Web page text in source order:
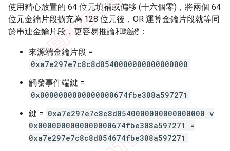
使用精心放置的 64 位元填補或偏移 (十六個零)，將兩個 64
位元金鑰片段擴充為 128 位元後，OR 運算金鑰片段就等同
於串連金鑰片段，更容易推論和驗證：
來源端金鑰片段 =
0xa7e297e7c8c8d0540000000000000000
觸發事件端鍵 =
0x0000000000000000674fbe308a597271
鍵 = 0xa7e297e7c8c8d0540000000000000000 v
0x0000000000000000674fbe308a597271 =
0xa7e297e7c8c8d054674fbe308a597271